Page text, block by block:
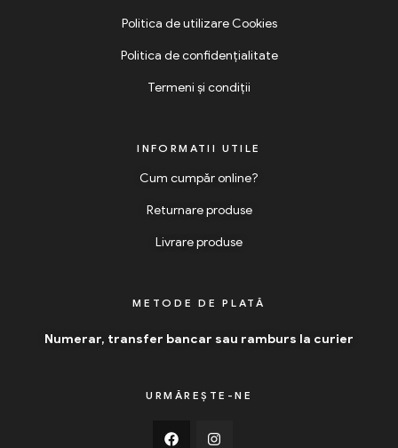
Politica de utilizare Cookies
Politica de confidențialitate
Termeni și condiții
INFORMATII UTILE
Cum cumpăr online?
Returnare produse
Livrare produse
METODE DE PLATĂ
Numerar, transfer bancar sau ramburs la curier
URMĂREȘTE-NE